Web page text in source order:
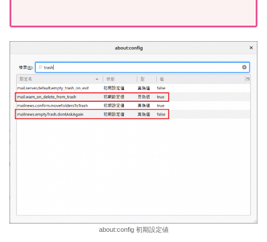
about:config 初期設定値